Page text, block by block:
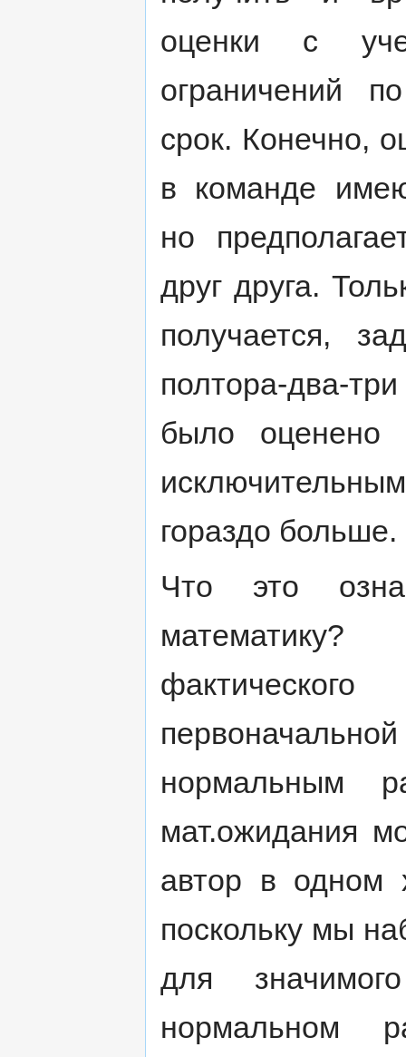
оценки с
ограничений
срок. Конечно,
в команде
но
друг друга.
получается,
полтора-два-
было оценено
гораздо больше.
Что это
нормальным
мат.ожидания
автор в одном
поскольку мы
для
нормальном